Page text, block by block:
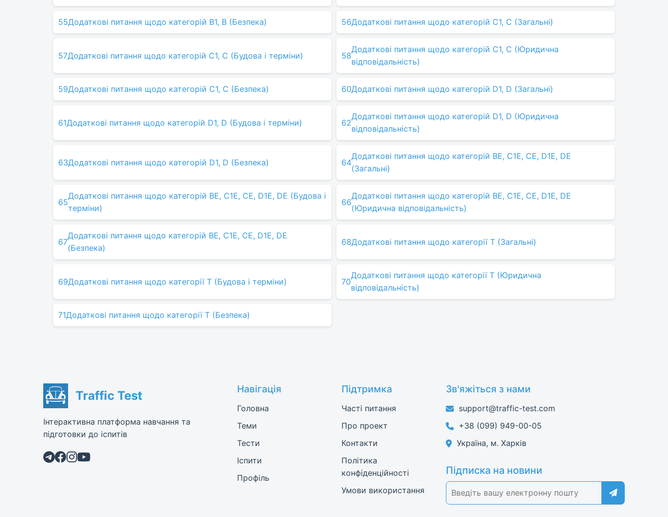
55Додаткові питання щодо категорій B1, B (Безпека) 56Додаткові питання щодо категорій C1, C (Загальні)
57Додаткові питання щодо категорій C1, C (Будова і терміни) 58
Додаткові питання щодо категорій C1, C (Юридична
відповідальність)
59Додаткові питання щодо категорій C1, C (Безпека) 60Додаткові питання щодо категорій D1, D (Загальні)
61Додаткові питання щодо категорій D1, D (Будова і терміни) 62
Додаткові питання щодо категорій D1, D (Юридична
відповідальність)
63Додаткові питання щодо категорій D1, D (Безпека) 64
Додаткові питання щодо категорій BE, C1E, CE, D1E, DE
(Загальні)
65
Додаткові питання щодо категорій BE, C1E, CE, D1E, DE (Будова і
терміни)
66
Додаткові питання щодо категорій BE, C1E, CE, D1E, DE
(Юридична відповідальність)
67
Додаткові питання щодо категорій BE, C1E, CE, D1E, DE
(Безпека)
68Додаткові питання щодо категорії T (Загальні)
69Додаткові питання щодо категорії Т (Будова і терміни) 70
Додаткові питання щодо категорії Т (Юридична
відповідальність)
71Додаткові питання щодо категорії Т (Безпека)
Traffic Test
Інтерактивна платформа навчання та
підготовки до іспитів
Навігація
Головна
Теми
Тести
Іспити
Профіль
Підтримка
Часті питання
Про проект
Контакти
Політика
конфіденційності
Умови використання
Зв'яжіться з нами
support@traffic-test.com
+38 (099) 949-00-05
Україна, м. Харків
Підписка на новини